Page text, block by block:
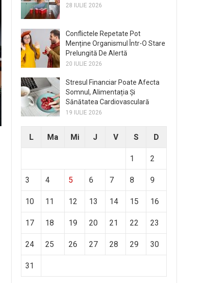
28 IULIE 2026
Conflictele Repetate Pot
Menține Organismul Într-O Stare
Prelungită De Alertă
20 IULIE 2026
Stresul Financiar Poate Afecta
Somnul, Alimentația Și
Sănătatea Cardiovasculară
19 IULIE 2026
L Ma Mi J V S D
1 2
3 4 5 6 7 8 9
10 11 12 13 14 15 16
17 18 19 20 21 22 23
24 25 26 27 28 29 30
31